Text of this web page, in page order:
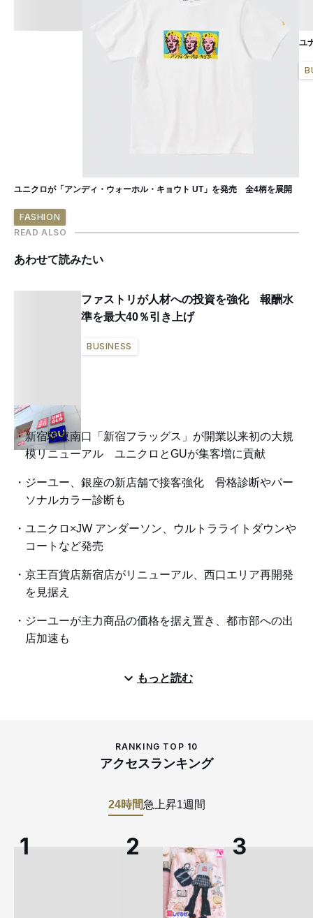
ユニクロが「アンディ・ウォーホル・キョウト UT」を発売 全4柄を展開
FASHION
ユ
READ ALSO
あわせて読みたい
ファストリが人材への投資を強化 報酬水
準を最大40％引き上げ
BUSINESS
新宿駅東南口「新宿フラッグス」が開業以来初の大規
模リニューアル ユニクロとGUが集客増に貢献
ジーユー、銀座の新店舗で接客強化 骨格診断やパー
ソナルカラー診断も
ユニクロ×JW アンダーソン、ウルトラライトダウンや
コートなど発売
京王百貨店新宿店がリニューアル、西口エリア再開発
を見据え
ジーユーが主力商品の価格を据え置き、都市部への出
店加速も
もっと読む
RANKING TOP 10
アクセスランキング
24時間急上昇1週間